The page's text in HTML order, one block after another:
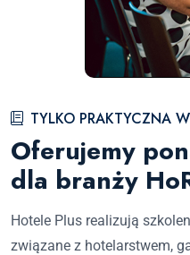
TYLKO PRAKTYCZNA
Oferujemy
dla branży
Hotele Plus realizują
związane z hotelarstwem,